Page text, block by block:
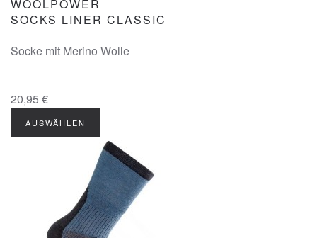
WOOLPOWER
SOCKS LINER CLASSIC
Socke mit Merino Wolle
20,95 €
AUSWÄHLEN